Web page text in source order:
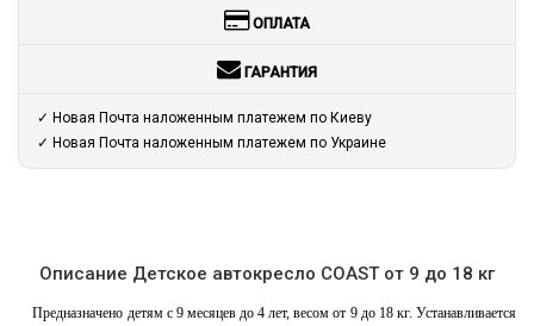
ОПЛАТА
ГАРАНТИЯ
✓ Новая Почта наложенным платежем по Киеву
✓ Новая Почта наложенным платежем по Украине
Описание Детское автокресло COAST от 9 до 18 кг
Предназначено детям с 9 месяцев до 4 лет, весом от 9 до 18 кг. Устанавливается